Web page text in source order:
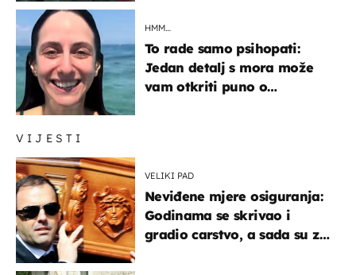
VIJESTI
VELIKI PAD
Neviđene mjere osiguranja:
Godinama se skrivao i
gradio carstvo, a sada su za
HMM…
To rade samo psihopati:
Jedan detalj s mora može
vam otkriti puno o